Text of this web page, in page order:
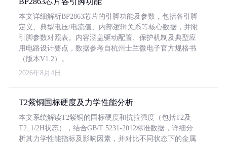
本文详细解析BP2863芯片的引脚功能及参数，包括各引脚
定义、典型电压/电流值、内部逻辑关系等核心数据，并附
引脚参数对照表。内容涵盖驱动配置、保护机制及典型应
用电路设计要点，数据参考自杭州士兰微电子官方规格书
（版本V1.2）。
2026年8月4日
T2紫铜国标硬度及力学性能分析
本文系统解读T2紫铜的国标硬度和抗拉强度（包括T2及
T2_1/2H状态），结合GB/T 5231-2012标准数据，详细分
析其力学性能指标及影响因素，并对比不同状态下的金属